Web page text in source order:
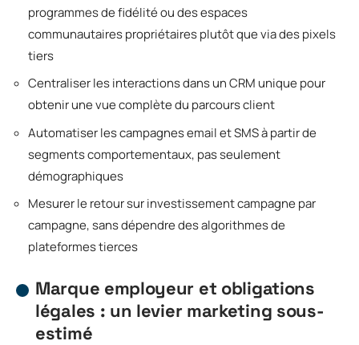
programmes de fidélité ou des espaces
communautaires propriétaires plutôt que via des pixels
tiers
Centraliser les interactions dans un CRM unique pour
obtenir une vue complète du parcours client
Automatiser les campagnes email et SMS à partir de
segments comportementaux, pas seulement
démographiques
Mesurer le retour sur investissement campagne par
campagne, sans dépendre des algorithmes de
plateformes tierces
Marque employeur et obligations
légales : un levier marketing sous-
estimé